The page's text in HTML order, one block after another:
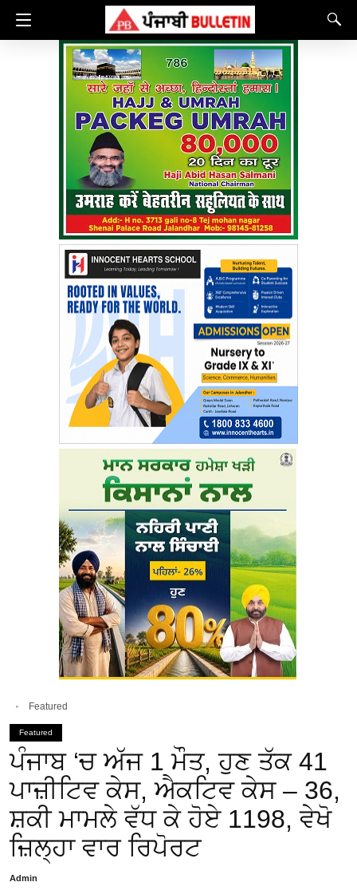
Featured
Featured
ਪੰਜਾਬ ‘ਚ ਅੱਜ 1 ਮੌਤ, ਹੁਣ ਤੱਕ 41
ਪਾਜ਼ੀਟਿਵ ਕੇਸ, ਐਕਟਿਵ ਕੇਸ – 36,
ਸ਼ਕੀ ਮਾਮਲੇ ਵੱਧ ਕੇ ਹੋਏ 1198, ਵੇਖੋ
ਜ਼ਿਲ੍ਹਾ ਵਾਰ ਰਿਪੋਰਟ
Admin